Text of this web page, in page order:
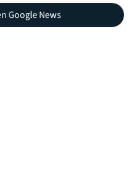
Google News